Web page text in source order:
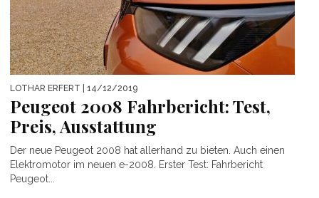
LOTHAR ERFERT | 14/12/2019
Peugeot 2008 Fahrbericht: Test,
Preis, Ausstattung
Der neue Peugeot 2008 hat allerhand zu bieten. Auch einen
Elektromotor im neuen e-2008. Erster Test: Fahrbericht
Peugeot...